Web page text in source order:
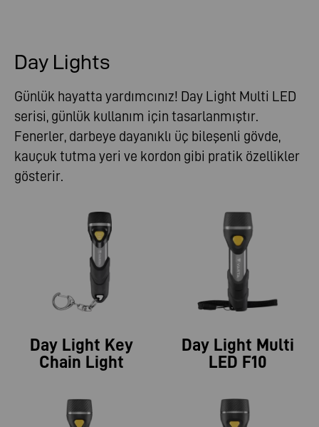
Day Lights
Günlük hayatta yardımcınız! Day Light Multi LED
serisi, günlük kullanım için tasarlanmıştır.
Fenerler, darbeye dayanıklı üç bileşenli gövde,
kauçuk tutma yeri ve kordon gibi pratik özellikler
gösterir.
Day Light Key
Chain Light
Day Light Multi
LED F10